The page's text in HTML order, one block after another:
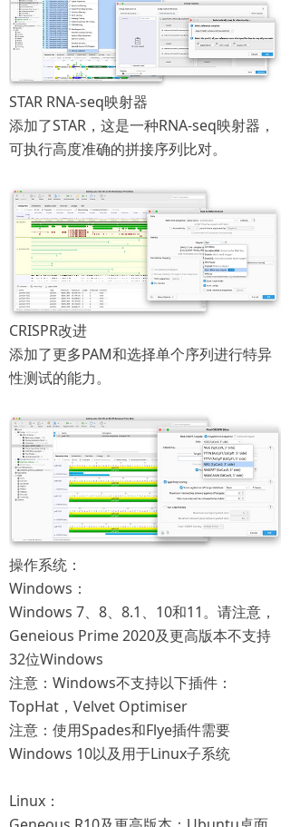
STAR RNA-seq映射器
添加了STAR，这是一种RNA-seq映射器，
可执行高度准确的拼接序列比对。
CRISPR改进
添加了更多PAM和选择单个序列进行特异
性测试的能力。
操作系统：
Windows：
Windows 7、8、8.1、10和11。请注意，
Geneious Prime 2020及更高版本不支持
32位Windows
注意：Windows不支持以下插件：
TopHat，Velvet Optimiser
注意：使用Spades和Flye插件需要
Windows 10以及用于Linux子系统
Linux：